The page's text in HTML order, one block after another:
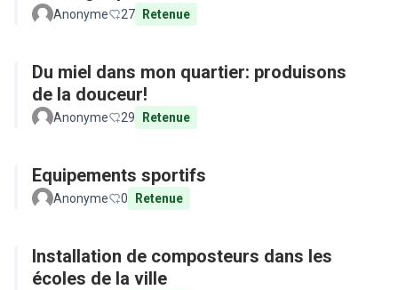
Anonyme 27 Retenue
Du miel dans mon quartier: produisons
de la douceur!
Anonyme 29 Retenue
Equipements sportifs
Anonyme 0 Retenue
Installation de composteurs dans les
écoles de la ville